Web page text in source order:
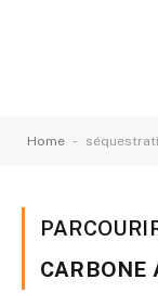
Home -
CARBONE